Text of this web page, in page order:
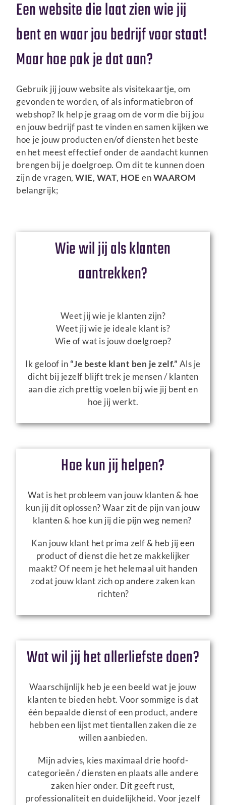
Een website die laat zien wie jij
bent en waar jou bedrijf voor staat!
Maar hoe pak je dat aan?
Gebruik jij jouw website als visitekaartje, om
gevonden te worden, of als informatiebron of
webshop? Ik help je graag om de vorm die bij jou
en jouw bedrijf past te vinden en samen kijken we
hoe je jouw producten en/of diensten het beste
en het meest effectief onder de aandacht kunnen
brengen bij je doelgroep. Om dit te kunnen doen
zijn de vragen,WIE, WAT, HOE enWAAROM
belangrijk;
Wie wil jij als klanten
aantrekken?
Weet jij wie je klanten zijn?
Weet jij wie je ideale klant is?
Wie of wat is jouw doelgroep?
Ik geloof in“Je beste klant ben je zelf.” Als je
dicht bij jezelf blijft trek je mensen / klanten
aan die zich prettig voelen bij wie jij bent en
hoe jij werkt.
Hoe kun jij helpen?
Wat is het probleem van jouw klanten & hoe
kun jij dit oplossen?Waar zit de pijn van jouw
klanten & hoe kun jij die pijn weg nemen?
Kan jouw klant het prima zelf & heb jij een
product of dienst die het ze makkelijker
maakt?Of neem je het helemaal uit handen
zodat jouw klant zich op andere zaken kan
richten?
Wat wil jij het allerliefste doen?
Waarschijnlijk heb je een beeld wat je jouw
klanten te bieden hebt. Voor sommige is dat
één bepaalde dienst of een product, andere
hebben een lijst met tientallen zaken die ze
willen aanbieden.
Mijn advies, kies maximaal drie hoofd-
categorieën / diensten en plaats alle andere
zaken hier onder. Dit geeft rust,
professionaliteit en duidelijkheid. Voor jezelf